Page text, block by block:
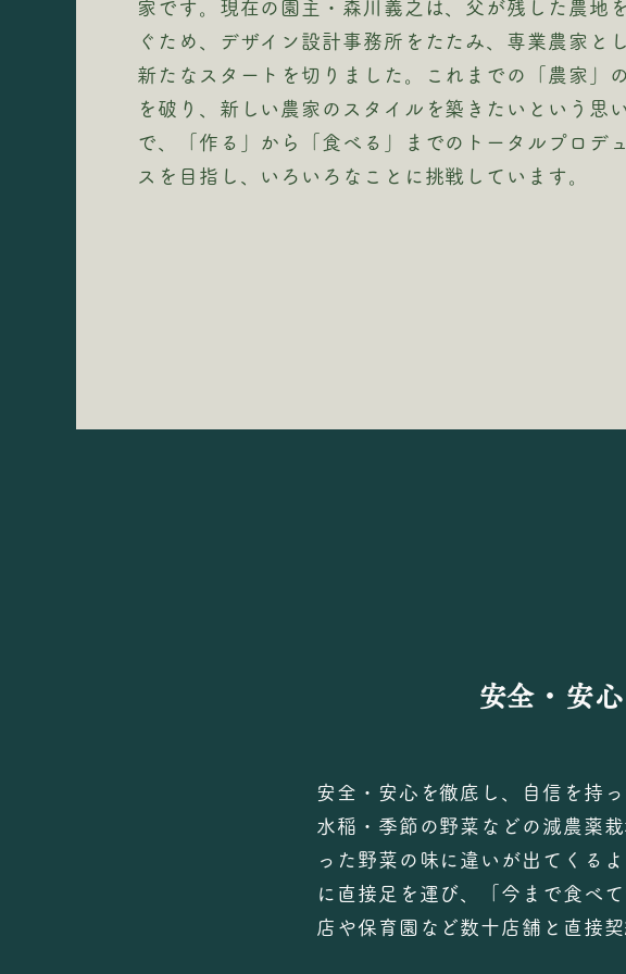
家です。現在の園主・森川義之は、父が残した農地
ぐため、デザイン設計事務所をたたみ、専業農家と
新たなスタートを切りました。これまでの「農家」
を破り、新しい農家のスタイルを築きたいという思い
で、「作る」から「食べる」までのトータルプロデ
スを目指し、いろいろなことに挑戦しています。
安全・安
安全・安心を徹底し、自信を持
水稲・季節の野菜などの減農薬
った野菜の味に違いが出てくる
に直接足を運び、「今まで食べ
店や保育園など数十店舗と直接契